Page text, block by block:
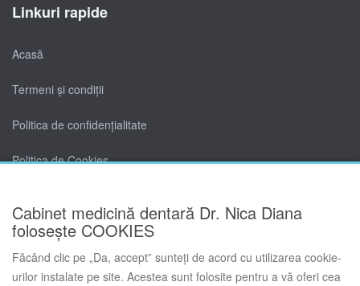
Linkuri rapide
Acasă
Termeni și condiții
Politica de confidențialitate
Politica de Cookies
Cabinet medicină dentară Dr. Nica Diana
folosește COOKIES
Făcând clic pe „Da, accept” sunteți de acord cu utilizarea cookie-
urilor instalate pe site. Acestea sunt folosite pentru a vă oferi cea